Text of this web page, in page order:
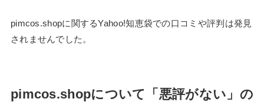
pimcos.shopに関するYahoo!知恵袋での口コミや評判は発見
されませんでした。
pimcos.shopについて「悪評がない」の